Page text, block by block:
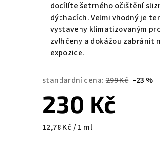
docílíte šetrného očištění
dýchacích. Velmi vhodný je
vystaveny klimatizovaným
zvlhčeny a dokážou zabránit
expozice.
standardní cena: 299 Kč –23 %
230 Kč
Měrná
12,78 Kč / 1 ml